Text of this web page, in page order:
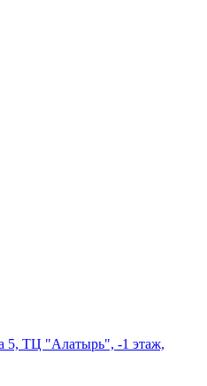
5, ТЦ "Алатырь", -1 этаж,